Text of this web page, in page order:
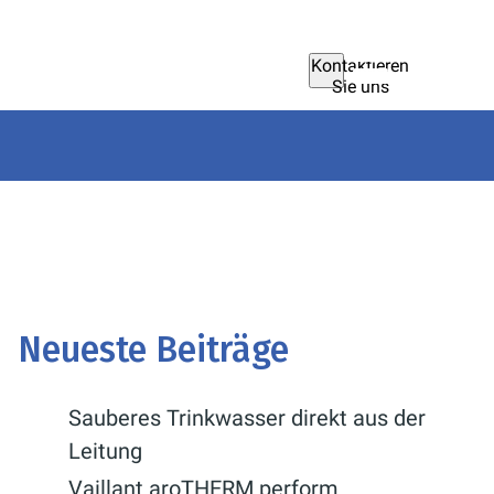
Kontaktieren
Sie uns
Neueste Beiträge
Sauberes Trinkwasser direkt aus der
Leitung
Vaillant aroTHERM perform